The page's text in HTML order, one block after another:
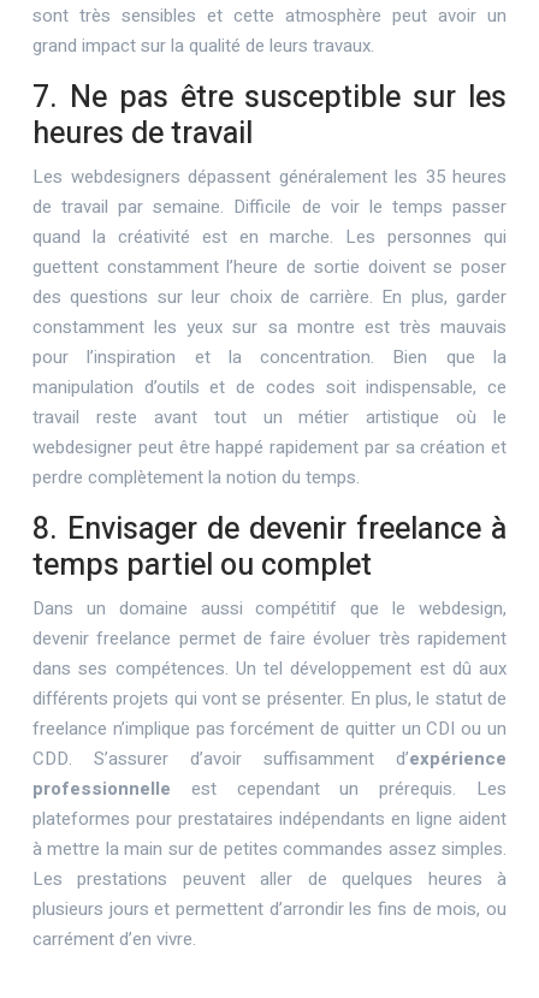
sont très sensibles et cette atmosphère peut avoir un
grand impact sur la qualité de leurs travaux.
7. Ne pas être susceptible sur les
heures de travail
Les webdesigners dépassent généralement les 35 heures
de travail par semaine. Difficile de voir le temps passer
quand la créativité est en marche. Les personnes qui
guettent constamment l’heure de sortie doivent se poser
des questions sur leur choix de carrière. En plus, garder
constamment les yeux sur sa montre est très mauvais
pour l’inspiration et la concentration. Bien que la
manipulation d’outils et de codes soit indispensable, ce
travail reste avant tout un métier artistique où le
webdesigner peut être happé rapidement par sa création et
perdre complètement la notion du temps.
8. Envisager de devenir freelance à
temps partiel ou complet
Dans un domaine aussi compétitif que le webdesign,
devenir freelance permet de faire évoluer très rapidement
dans ses compétences. Un tel développement est dû aux
différents projets qui vont se présenter. En plus, le statut de
freelance n’implique pas forcément de quitter un CDI ou un
CDD. S’assurer d’avoir suffisamment d’expérience
professionnelle est cependant un prérequis. Les
plateformes pour prestataires indépendants en ligne aident
à mettre la main sur de petites commandes assez simples.
Les prestations peuvent aller de quelques heures à
plusieurs jours et permettent d’arrondir les fins de mois, ou
carrément d’en vivre.